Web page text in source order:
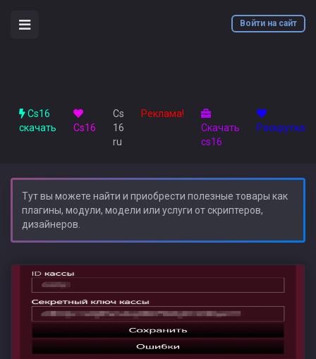
Войти на сайт
Cs16
скачать
Сs16
Cs
16
ru
Реклама!
Скачать
cs16
Раскрутка!!!
Тут вы можете найти и приобрести полезные товары как
плагины, модули, модели или услуги от скриптеров,
дизайнеров.